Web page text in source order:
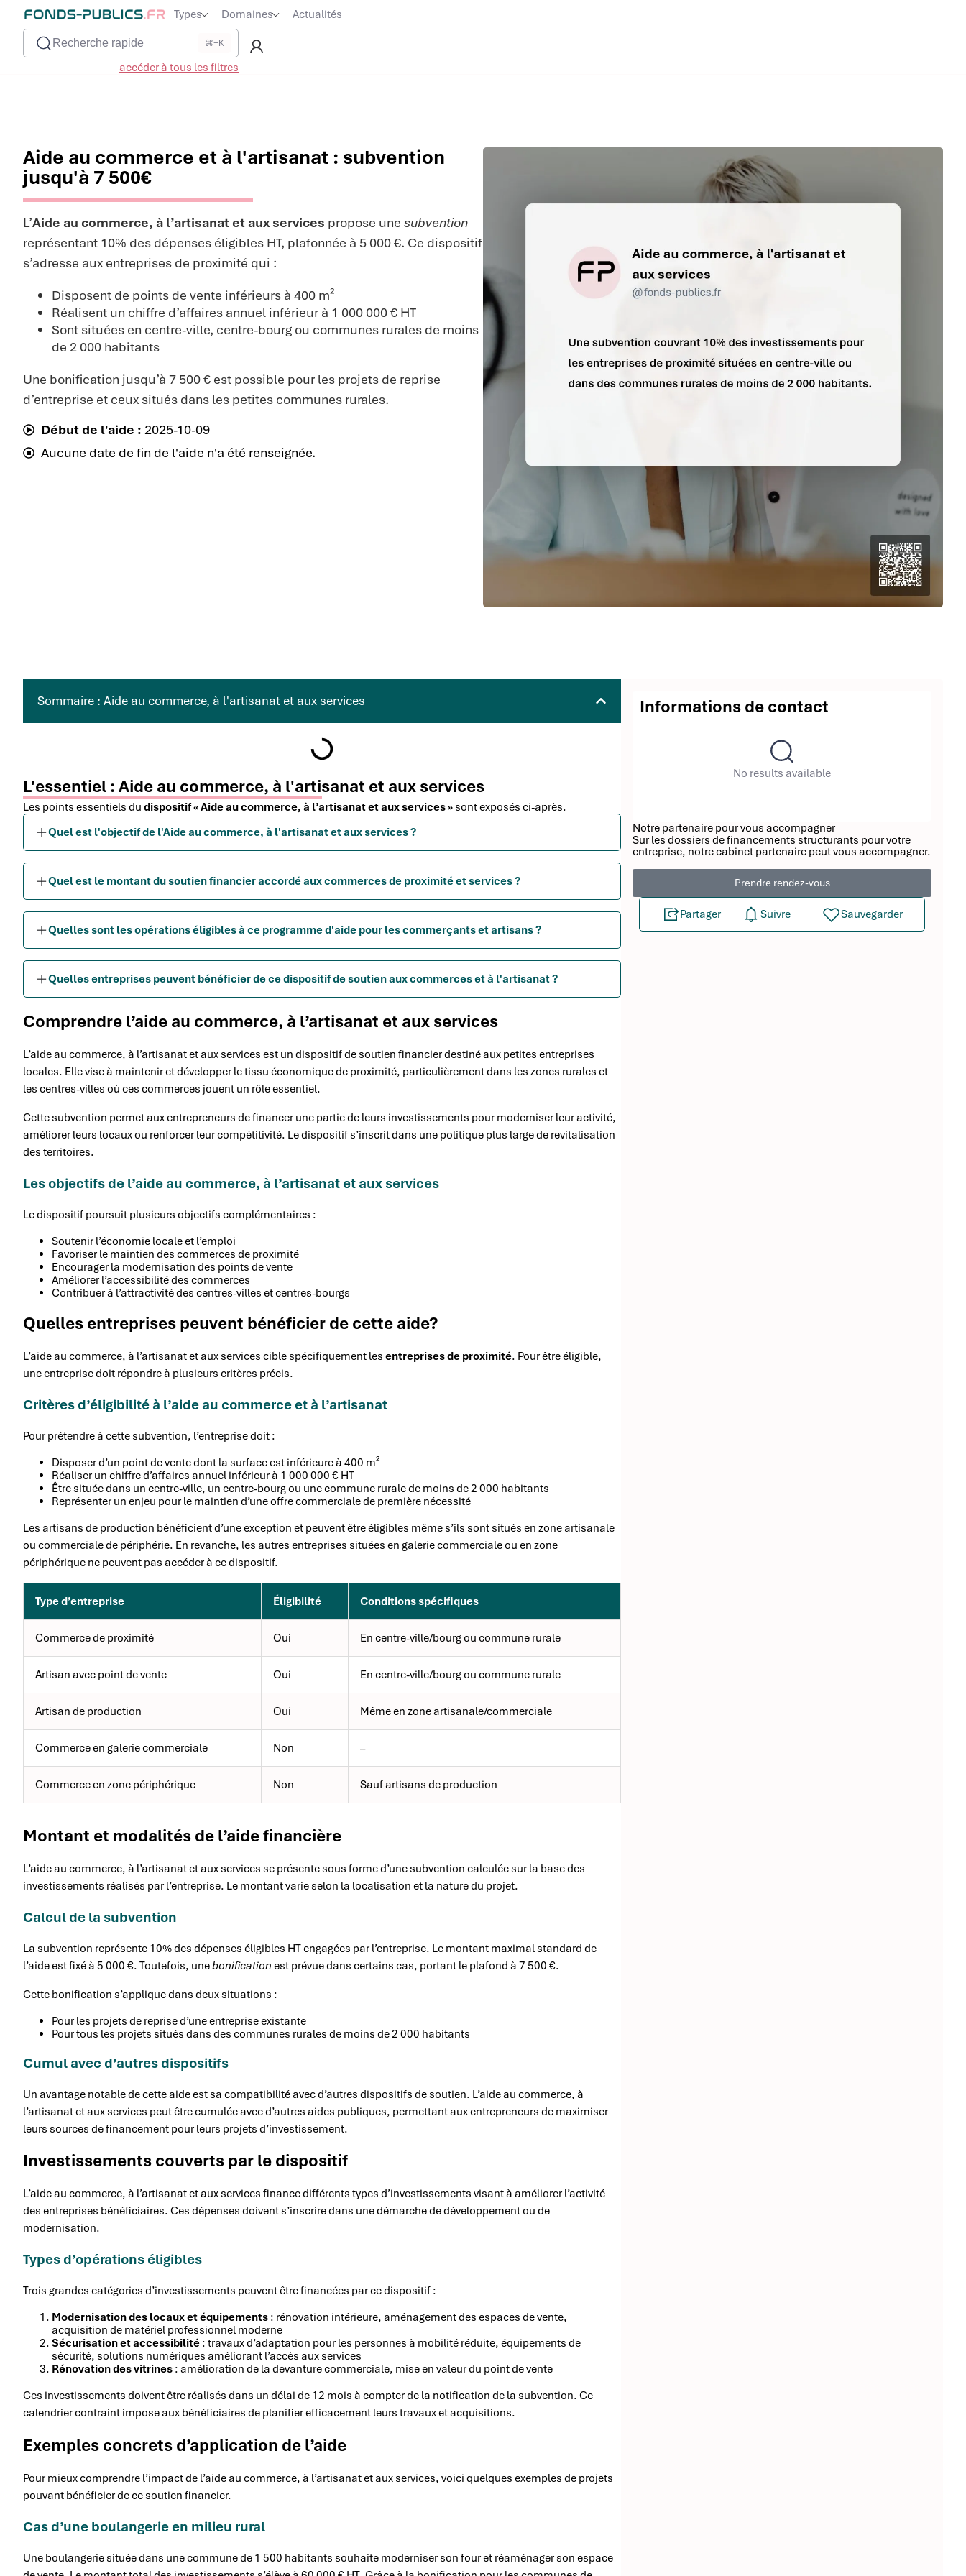
Types Domaines Actualités
Recherche rapide ⌘+K
accéder à tous les filtres
Aide au commerce et à l'artisanat : subvention
jusqu'à 7 500€
L’Aide au commerce, à l’artisanat et aux services propose une subvention
représentant 10% des dépenses éligibles HT, plafonnée à 5 000 €. Ce dispositif
s’adresse aux entreprises de proximité qui :
Disposent de points de vente inférieurs à 400 m²
Réalisent un chiffre d’affaires annuel inférieur à 1 000 000 € HT
Sont situées en centre-ville, centre-bourg ou communes rurales de moins
de 2 000 habitants
Une bonification jusqu’à 7 500 € est possible pour les projets de reprise
d’entreprise et ceux situés dans les petites communes rurales.
Début de l'aide : 2025-10-09
Aucune date de fin de l'aide n'a été renseignée.
Sommaire : Aide au commerce, à l'artisanat et aux services
L'essentiel : Aide au commerce, à l'artisanat et aux services
Les points essentiels du dispositif « Aide au commerce, à l’artisanat et aux services » sont exposés ci-après.
Quel est l'objectif de l'Aide au commerce, à l'artisanat et aux services ?
Quel est le montant du soutien financier accordé aux commerces de proximité et services ?
Quelles sont les opérations éligibles à ce programme d'aide pour les commerçants et artisans ?
Quelles entreprises peuvent bénéficier de ce dispositif de soutien aux commerces et à l'artisanat ?
Comprendre l’aide au commerce, à l’artisanat et aux services
L’aide au commerce, à l’artisanat et aux services est un dispositif de soutien financier destiné aux petites entreprises
locales. Elle vise à maintenir et développer le tissu économique de proximité, particulièrement dans les zones rurales et
les centres-villes où ces commerces jouent un rôle essentiel.
Cette subvention permet aux entrepreneurs de financer une partie de leurs investissements pour moderniser leur activité,
améliorer leurs locaux ou renforcer leur compétitivité. Le dispositif s’inscrit dans une politique plus large de revitalisation
des territoires.
Les objectifs de l’aide au commerce, à l’artisanat et aux services
Le dispositif poursuit plusieurs objectifs complémentaires :
Soutenir l’économie locale et l’emploi
Favoriser le maintien des commerces de proximité
Encourager la modernisation des points de vente
Améliorer l’accessibilité des commerces
Contribuer à l’attractivité des centres-villes et centres-bourgs
Quelles entreprises peuvent bénéficier de cette aide?
L’aide au commerce, à l’artisanat et aux services cible spécifiquement les entreprises de proximité. Pour être éligible,
une entreprise doit répondre à plusieurs critères précis.
Critères d’éligibilité à l’aide au commerce et à l’artisanat
Pour prétendre à cette subvention, l’entreprise doit :
Disposer d’un point de vente dont la surface est inférieure à 400 m²
Réaliser un chiffre d’affaires annuel inférieur à 1 000 000 € HT
Être située dans un centre-ville, un centre-bourg ou une commune rurale de moins de 2 000 habitants
Représenter un enjeu pour le maintien d’une offre commerciale de première nécessité
Les artisans de production bénéficient d’une exception et peuvent être éligibles même s’ils sont situés en zone artisanale
ou commerciale de périphérie. En revanche, les autres entreprises situées en galerie commerciale ou en zone
périphérique ne peuvent pas accéder à ce dispositif.
Type d’entreprise Éligibilité Conditions spécifiques
Commerce de proximité Oui En centre-ville/bourg ou commune rurale
Artisan avec point de vente Oui En centre-ville/bourg ou commune rurale
Artisan de production Oui Même en zone artisanale/commerciale
Commerce en galerie commerciale Non –
Commerce en zone périphérique Non Sauf artisans de production
Montant et modalités de l’aide financière
L’aide au commerce, à l’artisanat et aux services se présente sous forme d’une subvention calculée sur la base des
investissements réalisés par l’entreprise. Le montant varie selon la localisation et la nature du projet.
Calcul de la subvention
La subvention représente 10% des dépenses éligibles HT engagées par l’entreprise. Le montant maximal standard de
l’aide est fixé à 5 000 €. Toutefois, unebonification est prévue dans certains cas, portant le plafond à 7 500 €.
Cette bonification s’applique dans deux situations :
Pour les projets de reprise d’une entreprise existante
Pour tous les projets situés dans des communes rurales de moins de 2 000 habitants
Cumul avec d’autres dispositifs
Un avantage notable de cette aide est sa compatibilité avec d’autres dispositifs de soutien. L’aide au commerce, à
l’artisanat et aux services peut être cumulée avec d’autres aides publiques, permettant aux entrepreneurs de maximiser
leurs sources de financement pour leurs projets d’investissement.
Investissements couverts par le dispositif
L’aide au commerce, à l’artisanat et aux services finance différents types d’investissements visant à améliorer l’activité
des entreprises bénéficiaires. Ces dépenses doivent s’inscrire dans une démarche de développement ou de
modernisation.
Types d’opérations éligibles
Trois grandes catégories d’investissements peuvent être financées par ce dispositif :
Modernisation des locaux et équipements : rénovation intérieure, aménagement des espaces de vente,
acquisition de matériel professionnel moderne
Sécurisation et accessibilité : travaux d’adaptation pour les personnes à mobilité réduite, équipements de
sécurité, solutions numériques améliorant l’accès aux services
Rénovation des vitrines : amélioration de la devanture commerciale, mise en valeur du point de vente
Ces investissements doivent être réalisés dans un délai de 12 mois à compter de la notification de la subvention. Ce
calendrier contraint impose aux bénéficiaires de planifier efficacement leurs travaux et acquisitions.
Exemples concrets d’application de l’aide
Pour mieux comprendre l’impact de l’aide au commerce, à l’artisanat et aux services, voici quelques exemples de projets
pouvant bénéficier de ce soutien financier.
Cas d’une boulangerie en milieu rural
Une boulangerie située dans une commune de 1 500 habitants souhaite moderniser son four et réaménager son espace
Informations de contact
No results available
Notre partenaire pour vous accompagner
Sur les dossiers de financements structurants pour votre
entreprise, notre cabinet partenaire peut vous accompagner.
Prendre rendez-vous
Partager Suivre Sauvegarder